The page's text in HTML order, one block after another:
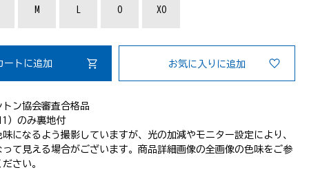
M O XO
ートに追加 お気に入りに追加
ン協会審査合格品
）のみ裏地付
になるよう撮影していますが、光の加減やモニター設定により、
って見える場合がございます。商品詳細画像の全画像の色味をご参
さい。